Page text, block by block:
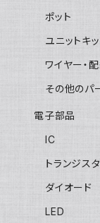
ポット
ユニットキ
ワイヤー・
その他のパ
電子部品
IC
トランジスタ
ダイオード
LED